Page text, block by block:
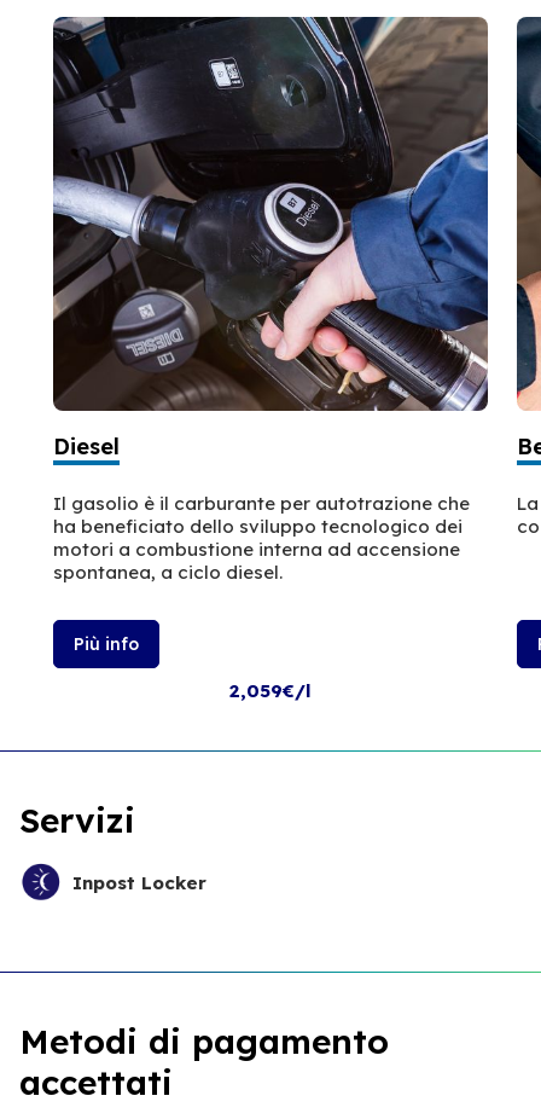
Diesel
Il gasolio è il carburante per autotrazione che
ha beneficiato dello sviluppo tecnologico dei
motori a combustione interna ad accensione
spontanea, a ciclo diesel.
Più info
2,059€/l
Servizi
Inpost Locker
Metodi di pagamento
accettati